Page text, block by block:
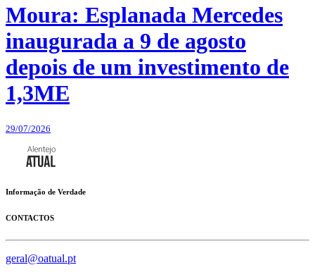
Moura: Esplanada Mercedes
inaugurada a 9 de agosto
depois de um investimento de
1,3ME
29/07/2026
Informação de Verdade
CONTACTOS
geral@oatual.pt